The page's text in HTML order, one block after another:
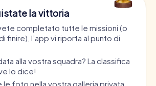
la vittoria
completato tutte le missioni (o
finire), l’app vi riporta al punto di
alla vostra squadra? La classifica
lo dice!
le foto nella vostra galleria privata.